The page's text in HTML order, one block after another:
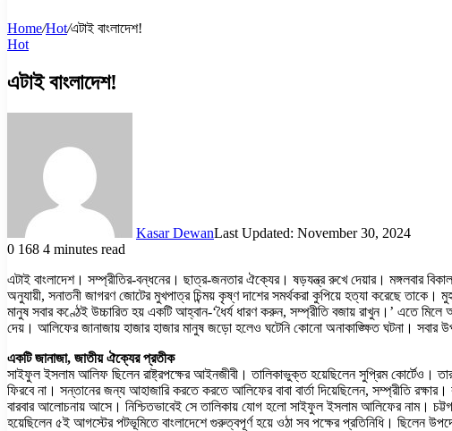
Home/Hot/এটাই বাংলাদেশ!
Hot
এটাই বাংলাদেশ!
Kasar DewanLast Updated: November 30, 2024
0 168 4 minutes read
এটাই বাংলাদেশ। সম্প্রীতির-বন্ধনের। ছাত্র-জনতার ঐক্যের। ষড়যন্ত্র রুখে দেয়ার। মঙ্গলবার
অনুযায়ী, সনাতনী জাগরণ জোটের মুখপাত্র চিন্ময় কৃষ্ণ দাশের সমর্থকরা কুপিয়ে হত্যা করেছে তাকে।
মানুষ সবার কণ্ঠেই উচ্চারিত হয় একটি আহ্বান-‘ধৈর্য ধারণ করুন, সম্প্রীতি বজায় রাখুন।’ এতে
দেয়। আলিফের জানাজায় হাজার হাজার মানুষ জড়ো হলেও ঘটেনি কোনো অনাকাঙ্ক্ষিত ঘটনা। সবার
একটি জানাজা, জাতীয় ঐক্যের প্রতীক
সাইফুল ইসলাম আলিফ ছিলেন রাষ্ট্রপক্ষের আইনজীবী। তালিকাভুক্ত হয়েছিলেন সুপ্রিম কোর্টেও।
ফিরবে না। সন্তানের জন্য আহাজারি করতে করতে আলিফের বাবা বার্তা দিয়েছিলেন, সম্প্রীতি
বারবার আলোচনায় আসে। নিশ্চিতভাবেই সে তালিকায় যোগ হলো সাইফুল ইসলাম আলিফের নাম।
হয়েছিলেন ৫ই আগস্টের পটভূমিতে বাংলাদেশে গুরুত্বপূর্ণ হয়ে ওঠা সব পক্ষের প্রতিনিধি। ছিলেন